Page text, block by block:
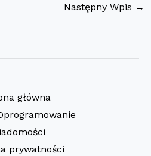
Następny Wpis →
główna
prywatności